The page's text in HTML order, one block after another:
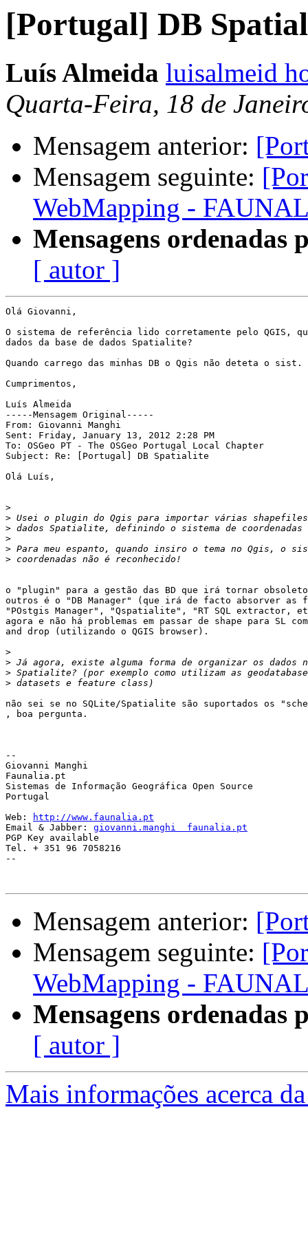
[Portugal] DB
Luís Almeida luisalmeid
Quarta-Feira, 18 de
Mensagem anterior:
Mensagem seguinte:
WebMapping -
Mensagens ordenadas
[ autor ]
Olá Giovanni,
O sistema de referência lido corretamente pelo QGIS,
dados da base de dados Spatialite?
Quando carrego das minhas DB o Qgis não deteta o
Cumprimentos,
Luís Almeida
-----Mensagem Original-----
From: Giovanni Manghi
Sent: Friday, January 13, 2012 2:28 PM
To: OSGeo PT - The OSGeo Portugal Local Chapter
Subject: Re: [Portugal] DB Spatialite
Olá Luís,
>
>
>
>
>
>
o "plugin" para a gestão das BD que irá tornar
outros é o "DB Manager" (que irá de facto absorver as
"POstgis Manager", "Qspatialite", "RT SQL extractor,
agora e não há problemas em passar de shape para SL
and drop (utilizando o QGIS browser).
>
>
>
>
não sei se no SQLite/Spatialite são suportados os
, boa pergunta.
--
Giovanni Manghi
Faunalia.pt
Sistemas de Informação Geográfica Open Source
Portugal
Web:
http://www.faunalia.pt
Email & Jabber: giovanni.manghi  faunalia.pt
PGP Key available
Tel. + 351 96 7058216
--
Mensagem anterior:
Mensagem seguinte:
WebMapping -
Mensagens ordenadas
[ autor ]
Mais informações acerca